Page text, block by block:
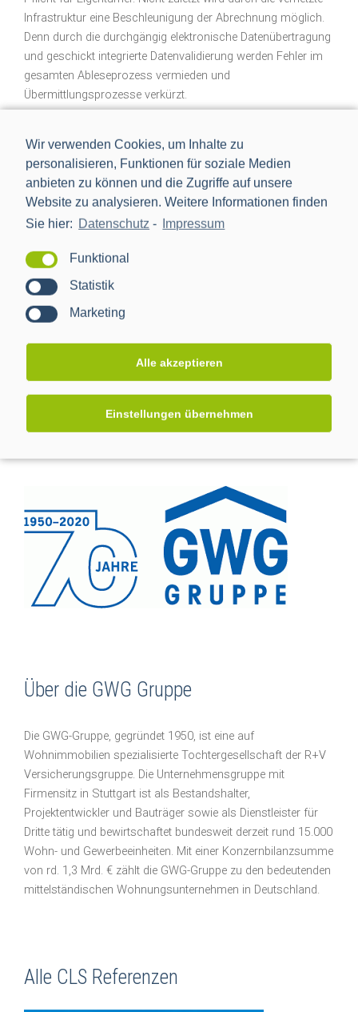
Wir verwenden Cookies, um Inhalte zu
personalisieren, Funktionen für soziale Medien
anbieten zu können und die Zugriffe auf unsere
Website zu analysieren. Weitere Informationen finden
Sie hier: Datenschutz - Impressum
Funktional
Statistik
Marketing
Alle akzeptieren
Einstellungen übernehmen
Infrastruktur eine Beschleunigung der Abrechnung möglich.
Denn durch die durchgängig elektronische Datenübertragung
und geschickt integrierte Datenvalidierung werden Fehler im
gesamten Ableseprozess vermieden und
Übermittlungsprozesse verkürzt.
Einbindung von Drittanbietern
Der Einsatz des interoperablen SMGW und die
Anbindungsmöglichkeit via CLS-Kanal ermöglichen nicht nur
die Integration weiterer Anwendungen, sondern auch
SMGW für die Datenübertragung. Die Koordination und
Bereitstellung der erfassten Daten erfolgt dann hochsicher
Gateway‑Administrator. Somit können Manipulation oder
Datenmissbrauch verhindert werden und gleichzeitig
verschiedenste Dienstleister die digitale
Kommunikationsinfrastruktur nutzen. Ein echter Mehrwert für
Mieter und Gebäudeeigentümer.
Über die GWG Gruppe
Die GWG-Gruppe, gegründet 1950, ist eine auf
Wohnimmobilien spezialisierte Tochtergesellschaft der R+V
Versicherungsgruppe. Die Unternehmensgruppe mit
Firmensitz in Stuttgart ist als Bestandshalter,
Projektentwickler und Bauträger sowie als Dienstleister für
Dritte tätig und bewirtschaftet bundesweit derzeit rund 15.000
Wohn- und Gewerbeeinheiten. Mit einer Konzernbilanzsumme
von rd. 1,3 Mrd. € zählt die GWG-Gruppe zu den bedeutenden
mittelständischen Wohnungsunternehmen in Deutschland.
Alle CLS Referenzen